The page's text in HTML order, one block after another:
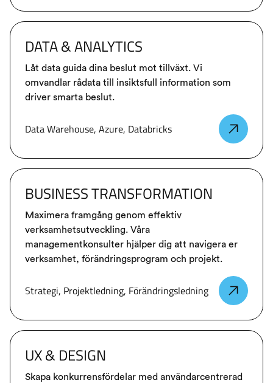
DATA & ANALYTICS
Låt data guida dina beslut mot tillväxt. Vi
omvandlar rådata till insiktsfull information som
driver smarta beslut.
Data Warehouse, Azure, Databricks
BUSINESS TRANSFORMATION
Maximera framgång genom effektiv
verksamhetsutveckling. Våra
managementkonsulter hjälper dig att navigera er
verksamhet, förändringsprogram och projekt.
Strategi, Projektledning, Förändringsledning
UX & DESIGN
Skapa konkurrensfördelar med användarcentrerad